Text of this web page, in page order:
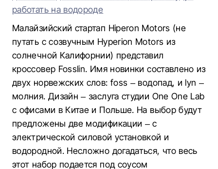
работать на водороде
Малайзийский стартап Hiperon Motors (не
путать с созвучным Hyperion Motors из
солнечной Калифорнии) представил
кроссовер Fosslin. Имя новинки составлено из
двух норвежских слов: foss – водопад, и lyn –
молния. Дизайн – заслуга студии One One Lab
с офисами в Китае и Польше. На выбор будут
предложены две модификации – с
электрической силовой установкой и
водородной. Несложно догадаться, что весь
этот набор подается под соусом